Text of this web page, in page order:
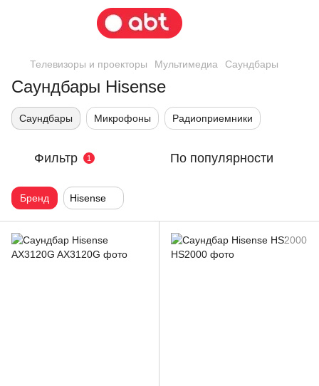
Телевизоры и проекторы Мультимедиа Саундбары
Саундбары Hisense
Саундбары Микрофоны Радиоприемники
Фильтр 1 По популярности
Бренд Hisense